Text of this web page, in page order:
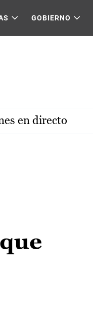
GOBIERNO
en directo